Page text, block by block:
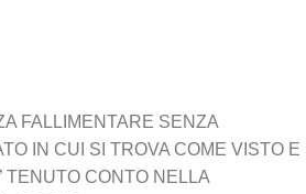
FALLIMENTARE SENZA
IN CUI SI TROVA COME VISTO E
TENUTO CONTO NELLA